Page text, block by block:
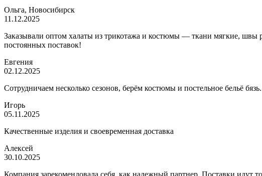
Ольга, Новосибирск
11.12.2025
Заказывали оптом халаты из трикотажа и костюмы — ткани мягкие, швы
постоянных поставок!
Евгения
02.12.2025
Сотрудничаем несколько сезонов, берём костюмы и постельное бельё
Игорь
05.11.2025
Качественные изделия и своевременная доставка
Алексей
30.10.2025
Компания зарекомендовала себя, как надежный партнер. Поставки идут